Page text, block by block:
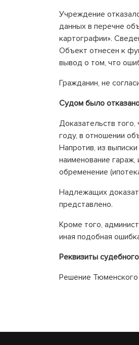
Учреждение
данных в перечне
картографии».
Объект отнесен к
вывод о том, что
Гражданин, не
Судом было
Доказательств
году, в отношении
Напротив, из
наименование
обременение
Надлежащих
представлено.
Кроме того,
иная подобная
Реквизиты
Решение